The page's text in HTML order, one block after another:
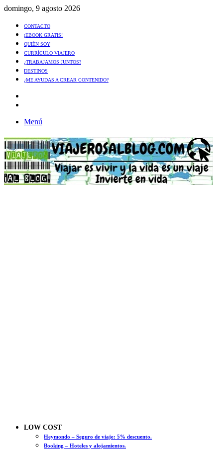
domingo, 9 agosto 2026
CONTACTO
¡EBOOK GRATIS!
QUIÉN SOY
CURRÍCULO VIAJERO
¿TRABAJAMOS JUNTOS?
DESTINOS
¿ME AYUDAS A CREAR CONTENIDO?
Menú
LOW COST
Heymondo – Seguro de viaje: 5% descuento.
Booking – Hoteles y alojamientos.